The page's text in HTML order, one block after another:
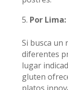
Por Lima:
Si busca un
diferentes
lugar
gluten